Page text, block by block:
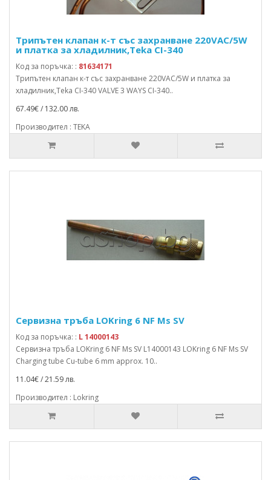
Трипътен клапан к-т със захранване 220VAC/5W
и платка за хладилник,Teka CI-340
Код за поръчка: : 81634171
Трипътен клапан к-т със захранване 220VAC/5W и платка за
хладилник,Teka CI-340 VALVE 3 WAYS CI-340..
67.49€ / 132.00 лв.
Производител : TEKA
Сервизна тръба LOKring 6 NF Ms SV
Код за поръчка: : L 14000143
Сервизна тръба LOKring 6 NF Ms SV L14000143 LOKring 6 NF Ms SV
Charging tube Cu-tube 6 mm approx. 10..
11.04€ / 21.59 лв.
Производител : Lokring